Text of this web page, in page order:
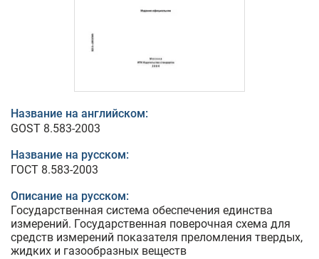
Название на английском:
GOST 8.583-2003
Название на русском:
ГОСТ 8.583-2003
Описание на русском:
Государственная система обеспечения единства
измерений. Государственная поверочная схема для
средств измерений показателя преломления твердых,
жидких и газообразных веществ